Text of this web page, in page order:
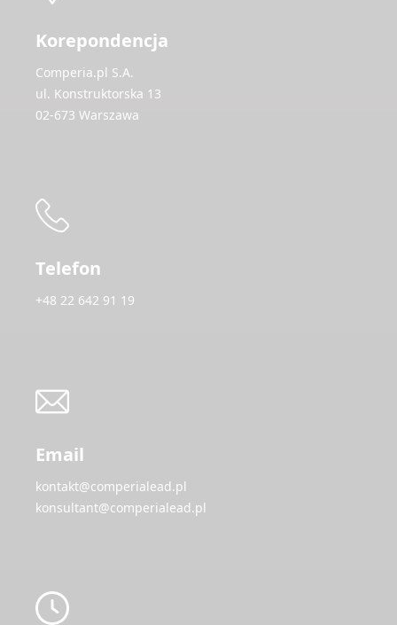
Korepondencja
Comperia.pl S.A.
ul. Konstruktorska 13
02-673 Warszawa
Telefon
+48 22 642 91 19
Email
kontakt@comperialead.pl
konsultant@comperialead.pl